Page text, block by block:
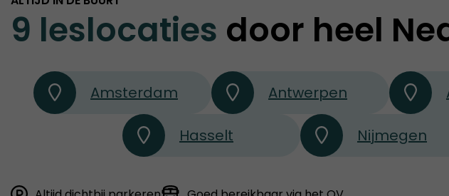
9 leslocaties door heel
Amsterdam Antwerpen
Hasselt Nijmegen